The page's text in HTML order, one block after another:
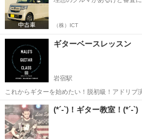
簡単な覚え方から、アドリ...
（株）ICT
ギターベースレッスン
岩宿駅
これからギターを始めたい！脱初級！アドリブ
りたい！ レコーディングしてCDにしてみたい
ラスです。 コロナ禍、ステイホームの退屈な時
を当ててみてはいかがでしょう。 ...
群馬 みどり市 岩宿駅 ギター ア
(*´-`)！ギター教室！(*´-`)